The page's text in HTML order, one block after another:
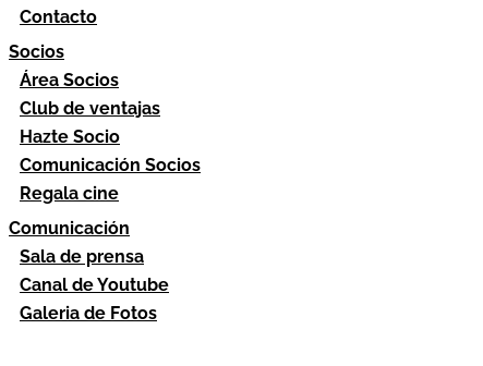
Contacto
Socios
Área Socios
Club de ventajas
Hazte Socio
Comunicación Socios
Regala cine
Comunicación
Sala de prensa
Canal de Youtube
Galeria de Fotos